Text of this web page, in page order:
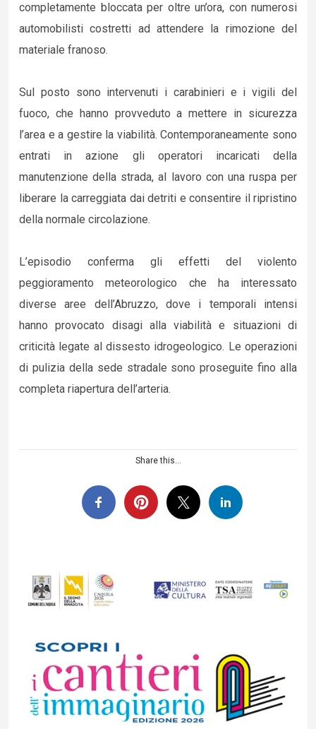
completamente bloccata per oltre un’ora, con numerosi
automobilisti costretti ad attendere la rimozione del
materiale franoso.
Sul posto sono intervenuti i carabinieri e i vigili del
fuoco, che hanno provveduto a mettere in sicurezza
l’area e a gestire la viabilità. Contemporaneamente sono
entrati in azione gli operatori incaricati della
manutenzione della strada, al lavoro con una ruspa per
liberare la carreggiata dai detriti e consentire il ripristino
della normale circolazione.
L’episodio conferma gli effetti del violento
peggioramento meteorologico che ha interessato
diverse aree dell’Abruzzo, dove i temporali intensi
hanno provocato disagi alla viabilità e situazioni di
criticità legate al dissesto idrogeologico. Le operazioni
di pulizia della sede stradale sono proseguite fino alla
completa riapertura dell’arteria.
Share this...